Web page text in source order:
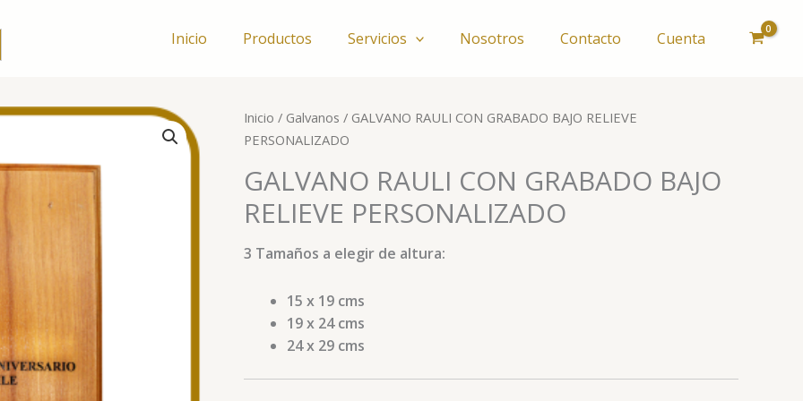
Inicio Productos Servicios Nosotros Contacto
Cuenta
Inicio / Galvanos / GALVANO RAULI CON GRABADO BAJO RELIEVE
PERSONALIZADO
GALVANO RAULI CON GRABADO BAJO
RELIEVE PERSONALIZADO
3 Tamaños a elegir de altura:
15 x 19 cms
19 x 24 cms
24 x 29 cms
GALVANO
RAULI
GRABADO
BAJO
RELIEVE
PERSONALIZADO